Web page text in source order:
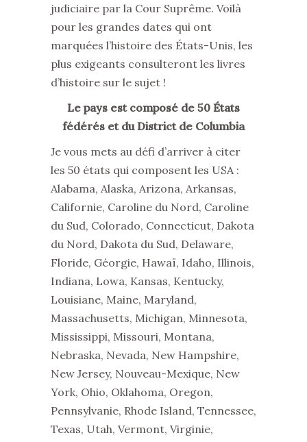
judiciaire par la Cour Suprême. Voilà
pour les grandes dates qui ont
marquées l’histoire des États-Unis, les
plus exigeants consulteront les livres
d’histoire sur le sujet !
Le pays est composé de 50 États
fédérés et du District de Columbia
Je vous mets au défi d’arriver à citer
les 50 états qui composent les USA :
Alabama, Alaska, Arizona, Arkansas,
Californie, Caroline du Nord, Caroline
du Sud, Colorado, Connecticut, Dakota
du Nord, Dakota du Sud, Delaware,
Floride, Géorgie, Hawaï, Idaho, Illinois,
Indiana, Lowa, Kansas, Kentucky,
Louisiane, Maine, Maryland,
Massachusetts, Michigan, Minnesota,
Mississippi, Missouri, Montana,
Nebraska, Nevada, New Hampshire,
New Jersey, Nouveau-Mexique, New
York, Ohio, Oklahoma, Oregon,
Pennsylvanie, Rhode Island, Tennessee,
Texas, Utah, Vermont, Virginie,